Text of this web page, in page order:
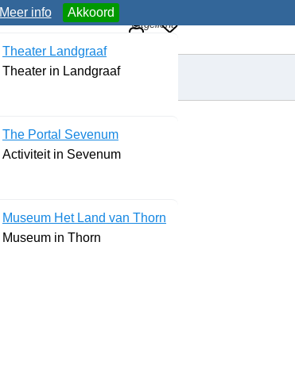
Meer info Akkoord
Uitgelicht
Theater Landgraaf
Theater in Landgraaf
The Portal Sevenum
Activiteit in Sevenum
Museum Het Land van Thorn
Museum in Thorn